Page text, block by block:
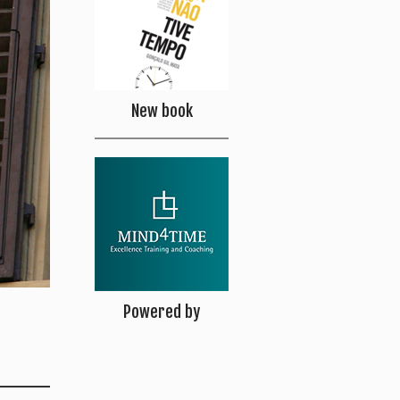
New book
Powered by